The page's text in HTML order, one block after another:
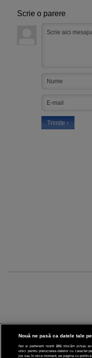
Scrie o parere
Nouă ne pasă ca datele tale
Noi și partenerii noștri 201 stocăm și/sau
unici pentru prelucrarea datelor cu caracter
jos sau în orice moment, pe pagina cu